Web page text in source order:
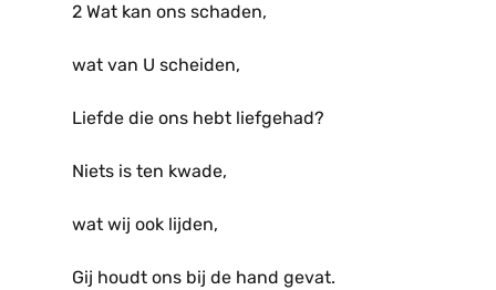
2 Wat kan ons schaden,
wat van U scheiden,
Liefde die ons hebt liefgehad?
Niets is ten kwade,
wat wij ook lijden,
Gij houdt ons bij de hand gevat.